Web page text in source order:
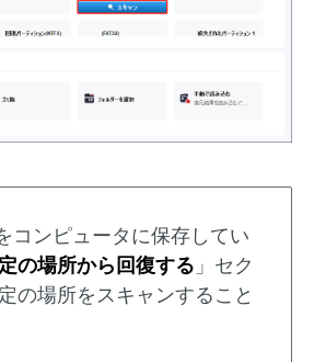
コンピュータに保存してい
の場所から回復する 」セク
の場所をスキャンすること